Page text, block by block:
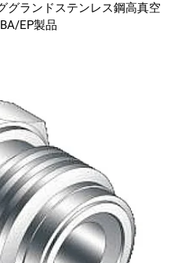
グランドステンレス鋼高真空
EP製品